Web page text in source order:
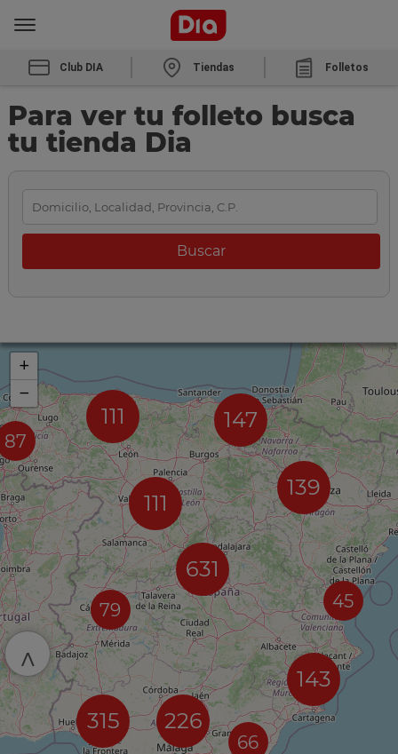
Club DIA Tiendas Folletos
Para ver tu folleto busca
tu tienda Dia
87
111 147
111
79
631
226
315
139
66
45
143
+
−
^